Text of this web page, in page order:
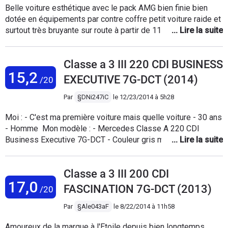
Pack AMG, à éviter pour les cervicales sensibles! Finition
juste correcte, mais pas vraiment aux standards Mercedes.
Consommation vraiment maîtrisée : 6.4 en cycle mixte : avec
des extrême allant de 4.4L/100 à 9L avec un conduite 'pied
mais qui ne déçoit pas. La prochaine génération de classe A
devrait être nettement plus aboutie.
Belle voiture esthétique avec le pack AMG bien finie bien
dotée en équipements par contre coffre petit voiture raide et
surtout très bruyante sur route à partir de 110 km/h
roulements consommation faible
15,2 /20
Classe a 3 III 220 CDI BUSINESS
EXECUTIVE 7G-DCT (2014)
Par §DNi247iC le 12/23/2014 à 5h28
Moi : - C'est ma première voiture mais quelle voiture - 30 ans
- Homme Mon modèle : - Mercedes Classe A 220 CDI
Business Executive 7G-DCT - Couleur gris montagne -
qualités : - de conduites, - de reprises, - de consommations,
- de conforts à bord, - de finitions intérieures et de
dispositions des éléments. Un véhicule qui doit s'améliorer
dans les prochaines versions sur : - l'espace du coffre (le kit
17,0 /20
Classe a 3 III 200 CDI
FASCINATION 7G-DCT (2013)
Par §Ale043aF le 8/22/2014 à 11h58